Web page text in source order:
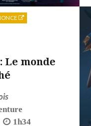
Le monde
1h34